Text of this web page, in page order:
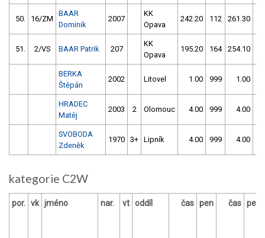
50. 16/ZM
BAAR
Dominik
2007
KK
Opava
242.20 112 261.30
51. 2/VS BAAR Patrik 207
KK
Opava
195.20 164 254.10
BERKA
Štěpán
2002 Litovel 1.00 999 1.00
HRADEC
Matěj
2003 2 Olomouc 4.00 999 4.00
SVOBODA
Zdeněk
1970 3+ Lipník 4.00 999 4.00
kategorie C2W
por. vk jméno nar. vt oddíl čas pen čas pen